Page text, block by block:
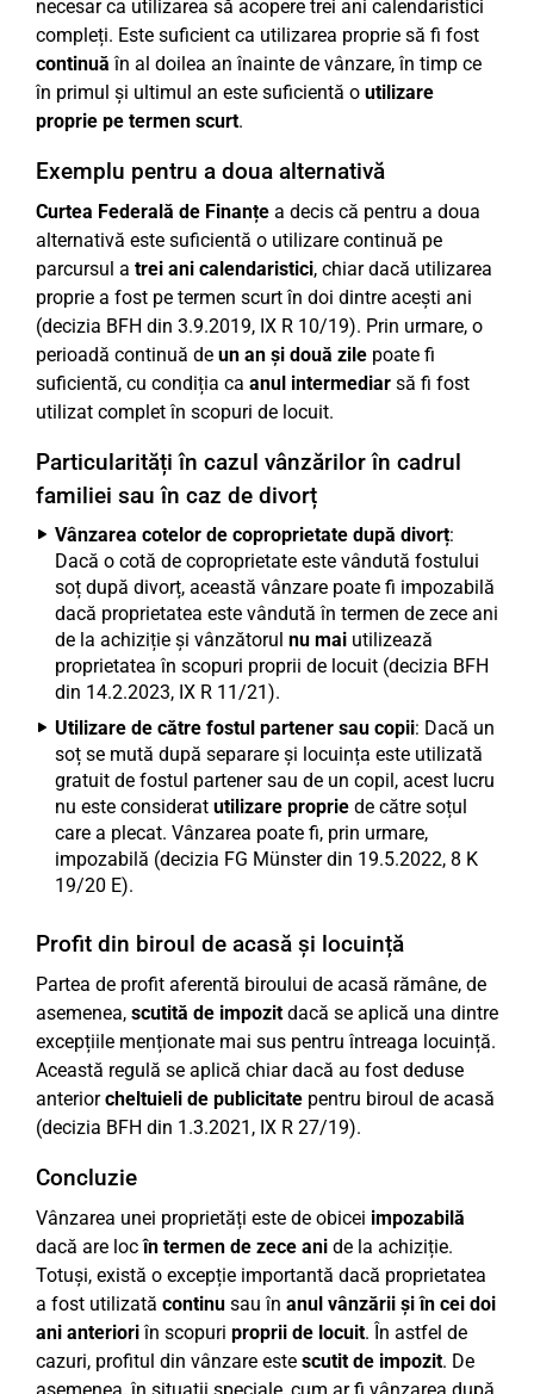
necesar ca utilizarea să acopere trei ani calendaristici
compleți. Este suficient ca utilizarea proprie să fi fost
continuă în al doilea an înainte de vânzare, în timp ce
în primul și ultimul an este suficientă o utilizare
proprie pe termen scurt.
Exemplu pentru a doua alternativă
Curtea Federală de Finanțe a decis că pentru a doua
alternativă este suficientă o utilizare continuă pe
parcursul a trei ani calendaristici, chiar dacă utilizarea
proprie a fost pe termen scurt în doi dintre acești ani
(decizia BFH din 3.9.2019, IX R 10/19). Prin urmare, o
perioadă continuă de un an și două zile poate fi
suficientă, cu condiția ca anul intermediar să fi fost
utilizat complet în scopuri de locuit.
Particularități în cazul vânzărilor în cadrul
familiei sau în caz de divorț
Vânzarea cotelor de coproprietate după divorț:
Dacă o cotă de coproprietate este vândută fostului
soț după divorț, această vânzare poate fi impozabilă
dacă proprietatea este vândută în termen de zece ani
de la achiziție și vânzătorul nu mai utilizează
proprietatea în scopuri proprii de locuit (decizia BFH
din 14.2.2023, IX R 11/21).
Utilizare de către fostul partener sau copii: Dacă un
soț se mută după separare și locuința este utilizată
gratuit de fostul partener sau de un copil, acest lucru
nu este considerat utilizare proprie de către soțul
care a plecat. Vânzarea poate fi, prin urmare,
impozabilă (decizia FG Münster din 19.5.2022, 8 K
19/20 E).
Profit din biroul de acasă și locuință
Partea de profit aferentă biroului de acasă rămâne, de
asemenea, scutită de impozitdacă se aplică una dintre
excepțiile menționate mai sus pentru întreaga locuință.
Această regulă se aplică chiar dacă au fost deduse
anteriorcheltuieli de publicitate pentru biroul de acasă
(decizia BFH din 1.3.2021, IX R 27/19).
Concluzie
Vânzarea unei proprietăți este de obicei impozabilă
dacă are locîn termen de zece ani de la achiziție.
Totuși, există o excepție importantă dacă proprietatea
a fost utilizată continu sau în anul vânzării și în cei doi
ani anterioriîn scopuri proprii de locuit. În astfel de
cazuri, profitul din vânzare este scutit de impozit. De